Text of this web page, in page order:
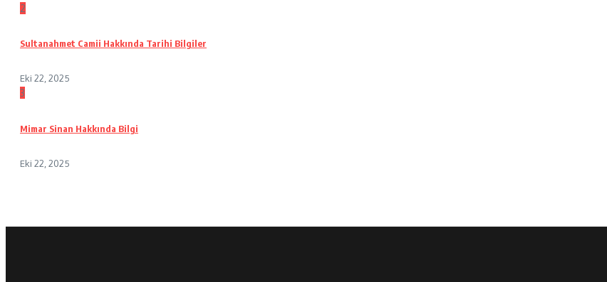
2
Sultanahmet Camii Hakkında Tarihi Bilgiler
Eki 22, 2025
3
Mimar Sinan Hakkında Bilgi
Eki 22, 2025